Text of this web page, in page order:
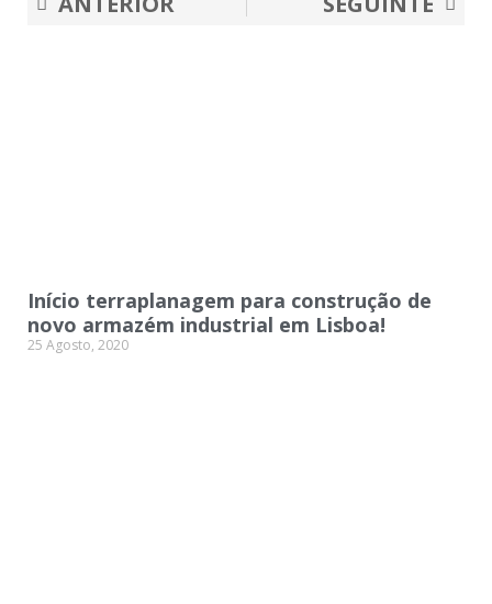
Início terraplanagem para construção de
novo armazém industrial em Lisboa!
25 Agosto, 2020